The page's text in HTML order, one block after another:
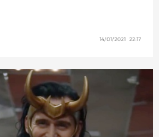
14/01/2021 22:17